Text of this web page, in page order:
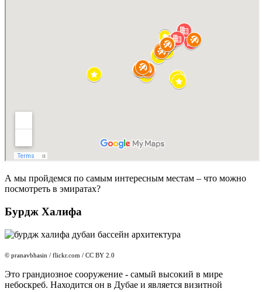
А мы пройдемся по самым интересным местам – что можно
посмотреть в эмиратах?
Бурдж Халифа
© pranavbhasin / flickr.com / CC BY 2.0
Это грандиозное сооружение - самый высокий в мире
небоскреб. Находится он в Дубае и является визитной